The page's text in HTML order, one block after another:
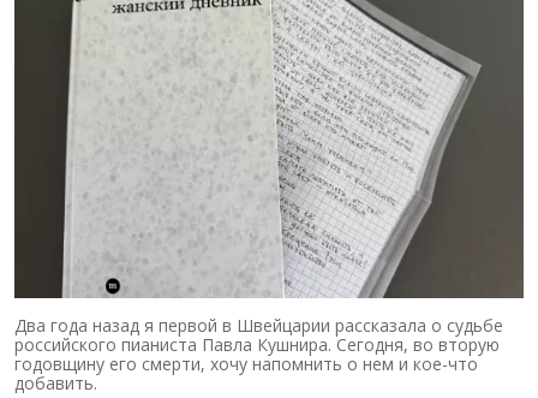
Два года назад я первой в Швейцарии рассказала о судьбе
российского пианиста Павла Кушнира. Сегодня, во вторую
годовщину его смерти, хочу напомнить о нем и кое-что
добавить.